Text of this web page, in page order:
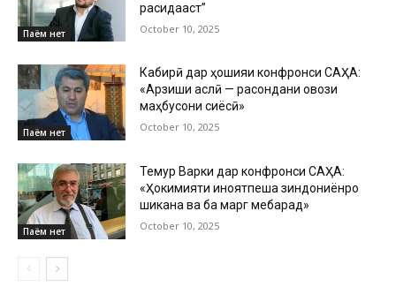
Паём нет
расидааст”
October 10, 2025
Паём нет
Кабирӣ дар ҳошияи конфронси САҲА:
«Арзиши аслӣ — расондани овози
маҳбусони сиёсӣ»
October 10, 2025
Паём нет
Темур Варки дар конфронси САҲА:
«Ҳокимияти ҷиноятпеша зиндониёнро
шиканҷа ва ба марг мебарад»
October 10, 2025